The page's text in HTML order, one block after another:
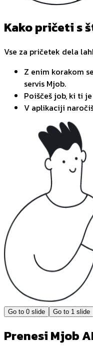
Kako pričeti s
Vse za pričetek dela
Z enim korakom
servis Mjob.
Poiščeš job, ki ti
V aplikaciji
Go to 0 slide Go to 1 slide
Prenesi Mjob